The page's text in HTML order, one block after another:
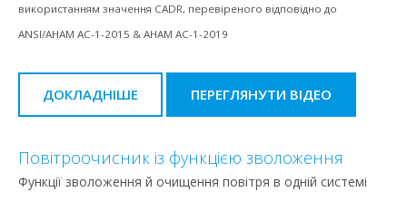
використанням значення CADR, перевіреного відповідно до
ANSI/AHAM AC-1-2015 & AHAM AC-1-2019
ДОКЛАДНІШЕ ПЕРЕГЛЯНУТИ ВІДЕО
Повітроочисник із функцією зволоження
Функції зволоження й очищення повітря в одній системі